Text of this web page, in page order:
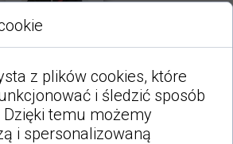
z plików cookies, które
i śledzić sposób
temu możemy
i spersonalizowaną